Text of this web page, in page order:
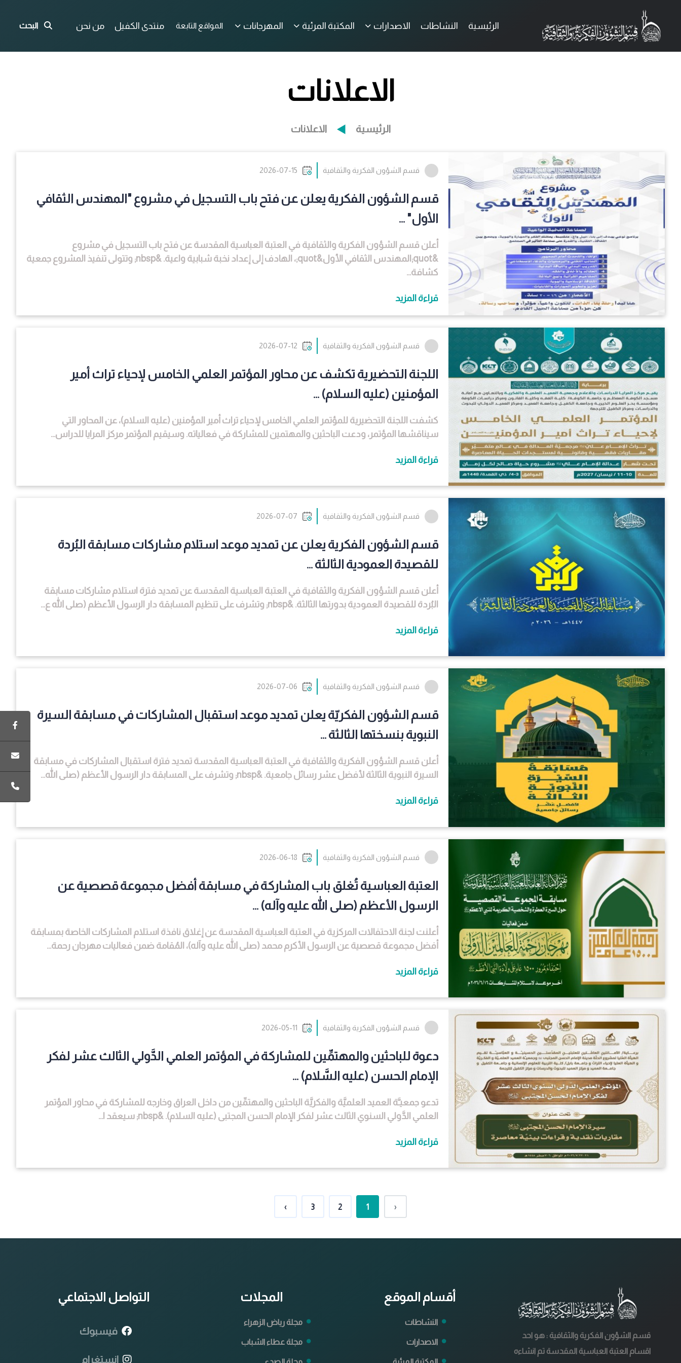
الرئيسية النشاطات الاصدارات المكتبة المرئية المهرجانات المواقع التابعة منتدى الكفيل من نحن البحث
الاعلانات
الرئيسية الاعلانات
قسم الشؤون الفكرية والثقافية 2026-07-15
قسم الشؤون الفكرية يعلن عن فتح باب التسجيل في مشروع "المهندس الثقافي
الأول" ...
أعلن قسم الشؤون الفكرية والثقافية في العتبة العباسية المقدسة عن فتح باب التسجيل في مشروع
&quot;المهندس الثقافي الأول&quot;، الهادف إلى إعداد نخبة شبابية واعية. &nbsp; وتتولى تنفيذ المشروع جمعية
كشافة...
قراءة المزيد
قسم الشؤون الفكرية والثقافية 2026-07-12
اللجنة التحضيرية تكشف عن محاور المؤتمر العلمي الخامس لإحياء تراث أمير
المؤمنين (عليه السلام) ...
كشفت اللجنة التحضيرية للمؤتمر العلمي الخامس لإحياء تراث أمير المؤمنين (عليه السلام)، عن المحاور التي
سيناقشها المؤتمر، ودعت الباحثين والمهتمين للمشاركة في فعالياته. وسيقيم المؤتمر مركز المرايا للدراس...
قراءة المزيد
قسم الشؤون الفكرية والثقافية 2026-07-07
قسم الشؤون الفكرية يعلن عن تمديد موعد استلام مشاركات مسابقة البُردة
للقصيدة العمودية الثالثة ...
أعلن قسم الشؤون الفكرية والثقافية في العتبة العباسية المقدسة عن تمديد فترة استلام مشاركات مسابقة
البُردة للقصيدة العمودية بدورتها الثالثة. &nbsp; وتشرف على تنظيم المسابقة دار الرسول الأعظم (صلى الله ع...
قراءة المزيد
قسم الشؤون الفكرية والثقافية 2026-07-06
قسم الشؤون الفكريّة يعلن تمديد موعد استقبال المشاركات في مسابقة السيرة
النبوية بنسختها الثالثة ...
أعلن قسم الشؤون الفكرية والثقافية في العتبة العباسية المقدسة تمديد فترة استقبال المشاركات في مسابقة
السيرة النبوية الثالثة لأفضل عشر رسائل جامعية. &nbsp; وتشرف على المسابقة دار الرسول الأعظم (صلى الله...
قراءة المزيد
قسم الشؤون الفكرية والثقافية 2026-06-18
العتبة العباسية تُغلق باب المشاركة في مسابقة أفضل مجموعة قصصية عن
الرسول الأعظم (صلى الله عليه وآله) ...
أعلنت لجنة الاحتفالات المركزية في العتبة العباسية المقدسة عن إغلاق نافذة استلام المشاركات الخاصة بمسابقة
أفضل مجموعة قصصية عن الرسول الأكرم محمد (صلى الله عليه وآله)، المُقامة ضمن فعاليات مهرجان رحمة...
قراءة المزيد
قسم الشؤون الفكرية والثقافية 2026-05-11
دعوة للباحثين والمهتمِّين للمشاركة في المؤتمر العلمي الدَّولي الثالث عشر لفكر
الإمام الحسن (عليه السَّلام) ...
تدعو جمعيـَّة العميد العلميَّة والفكريَّة الباحثين والمهتمِّين من داخل العراق وخارجه للمشاركة في محاور المؤتمر
العلمي الدَّولي السنوي الثالث عشر لفكر الإمام الحسن المجتبى (عليه السلام). &nbsp; سيعقد ا...
قراءة المزيد
‹
1
2
3
›
قسم الشؤون الفكرية والثقافية : هو احد
اقسام العتبة العباسية المقدسة تم انشاءه
أقسام الموقع
النشاطات
الاصدارات
المجلات
مجلة رياض الزهراء
مجلة عطاء الشباب
التواصل الاجتماعي
فيسبوك
انستغرام